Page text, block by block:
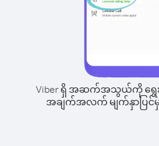
Viber ရှိ အဆက်အသွယ်ကို ရွေး
အချက်အလက် မျက်နှာပြင်မှန